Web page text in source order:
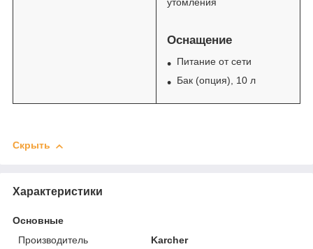
утомления
Оснащение
Питание от сети
Бак (опция), 10 л
Скрыть
Характеристики
Основные
Производитель
Karcher